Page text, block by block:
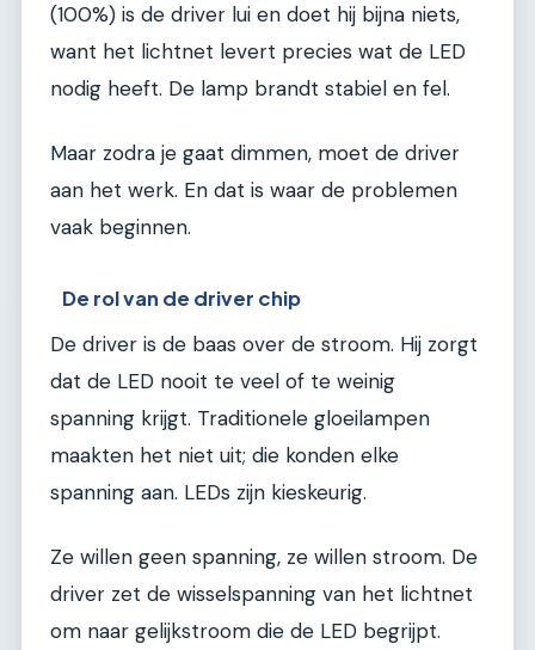
(100%) is de driver lui en doet hij bijna niets,
want het lichtnet levert precies wat de LED
nodig heeft. De lamp brandt stabiel en fel.
Maar zodra je gaat dimmen, moet de driver
aan het werk. En dat is waar de problemen
vaak beginnen.
De rol van de driver chip
De driver is de baas over de stroom. Hij zorgt
dat de LED nooit te veel of te weinig
spanning krijgt. Traditionele gloeilampen
maakten het niet uit; die konden elke
spanning aan. LEDs zijn kieskeurig.
Ze willen geen spanning, ze willen stroom. De
driver zet de wisselspanning van het lichtnet
om naar gelijkstroom die de LED begrijpt.